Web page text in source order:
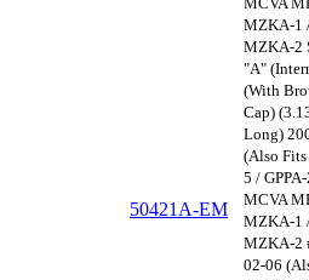
50421A-EM
MZKA-1
MZKA-2
"A"
(With
Cap)
Long)
(Also
5 /
MCVA
MZKA-1
MZKA-2
02-06